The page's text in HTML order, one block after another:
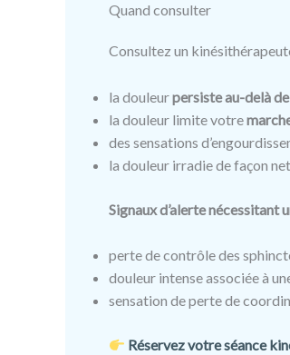
Quand consulter
Consultez un
la douleurpersiste au-delà
la douleur limite votre
des sensations
la douleur irradie de façon
Signaux d’alerte nécessitant
perte de contrôle des
douleur intense associée à
sensation de perte de
Réservez votre séance